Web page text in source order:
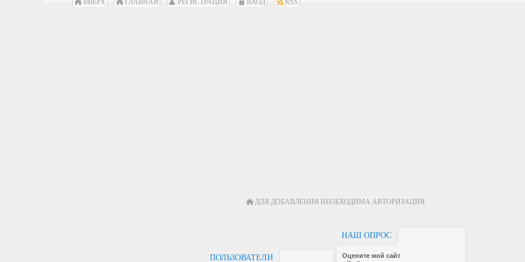
ВВЕРХ ГЛАВНАЯ РЕГИСТРАЦИЯ ВХОД RSS
ДЛЯ ДОБАВЛЕНИЯ НЕОБХОДИМА АВТОРИЗАЦИЯ
ПОЛЬЗОВАТЕЛИ
НАШ ОПРОС
Оцените мой сайт